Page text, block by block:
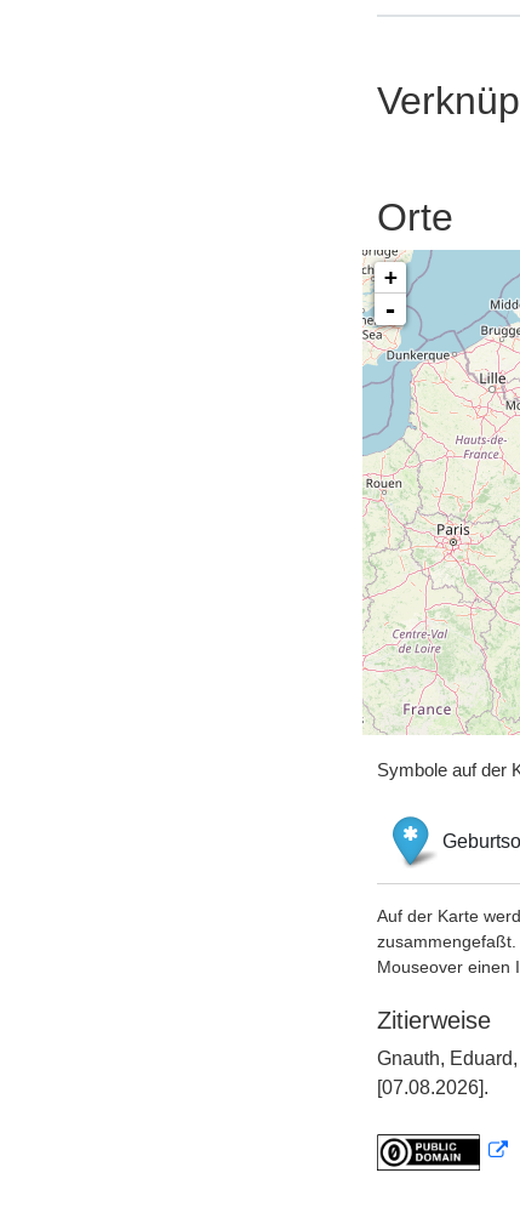
Orte
+
-
Symbole auf der
Auf der Karte
Mouseover einen
Zitierweise
Gnauth,
[07.08.2026].